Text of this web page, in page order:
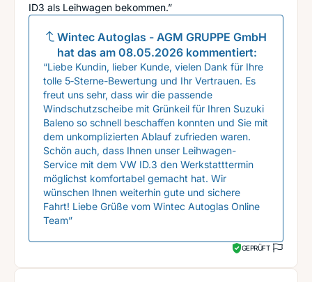
ID3 als Leihwagen bekommen.”
Wintec Autoglas - AGM GRUPPE GmbH
hat das am 08.05.2026 kommentiert:
“Liebe Kundin, lieber Kunde, vielen Dank für Ihre
tolle 5‑Sterne-Bewertung und Ihr Vertrauen. Es
freut uns sehr, dass wir die passende
Windschutzscheibe mit Grünkeil für Ihren Suzuki
Baleno so schnell beschaffen konnten und Sie mit
dem unkomplizierten Ablauf zufrieden waren.
Schön auch, dass Ihnen unser Leihwagen-
Service mit dem VW ID.3 den Werkstatttermin
möglichst komfortabel gemacht hat. Wir
wünschen Ihnen weiterhin gute und sichere
Fahrt! Liebe Grüße vom Wintec Autoglas Online
Team”
GEPRÜFT